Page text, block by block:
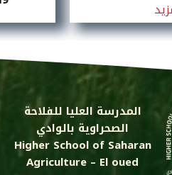
المدرسة العليا للفلاحة
الصحراوية بالوادي
Higher School of Saharan
Agriculture – El oued